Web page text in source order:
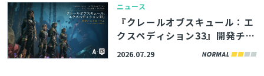
マンス最適化解説など
ニュース
『クレールオブスキュール：エ
クスペディション33』開発チー
ムの講演資料4本が公開。シー
2026.07.29